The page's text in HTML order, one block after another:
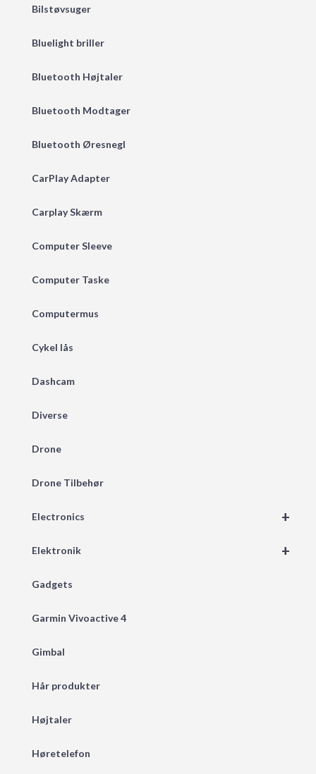
Bilstøvsuger
Bluelight briller
Bluetooth Højtaler
Bluetooth Modtager
Bluetooth Øresnegl
CarPlay Adapter
Carplay Skærm
Computer Sleeve
Computer Taske
Computermus
Cykel lås
Dashcam
Diverse
Drone
Drone Tilbehør
+
Electronics
+
Elektronik
Gadgets
Garmin Vivoactive 4
Gimbal
Hår produkter
Højtaler
Høretelefon